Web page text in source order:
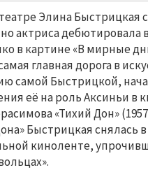
Элина Быстрицкая
актриса дебютировала
в картине «В мирные
главная дорога в
самой Быстрицкой,
её на роль Аксиньи в
«Тихий Дон»
Быстрицкая снялась
киноленте,